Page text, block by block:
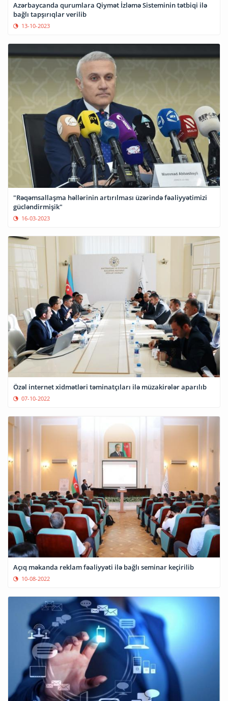
Azərbaycanda qurumlara Qiymət İzləmə Sisteminin tətbiqi ilə
bağlı tapşırıqlar verilib
13-10-2023
"Rəqəmsallaşma həllərinin artırılması üzərində fəaliyyətimizi
gücləndirmişik"
16-03-2023
Özəl internet xidmətləri təminatçıları ilə müzakirələr aparılıb
07-10-2022
Açıq məkanda reklam fəaliyyəti ilə bağlı seminar keçirilib
10-08-2022